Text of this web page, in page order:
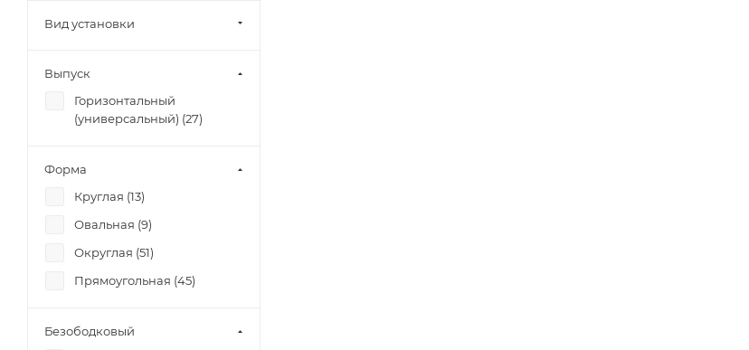
Вид установки
Выпуск
Горизонтальный
(универсальный) (27)
Форма
Круглая (13)
Овальная (9)
Округлая (51)
Прямоугольная (45)
Безободковый